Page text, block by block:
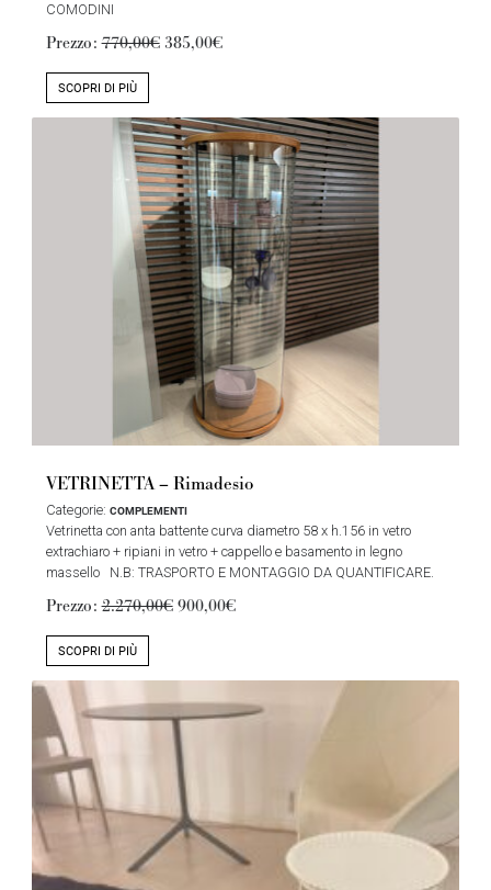
COMODINI
Prezzo:770,00€385,00€
SCOPRI DI PIÙ
VETRINETTA – Rimadesio
Categorie: COMPLEMENTI
Vetrinetta con anta battente curva diametro 58 x h.156 in vetro
extrachiaro + ripiani in vetro + cappello e basamento in legno
massello N.B: TRASPORTO E MONTAGGIO DA QUANTIFICARE.
Prezzo:2.270,00€900,00€
SCOPRI DI PIÙ